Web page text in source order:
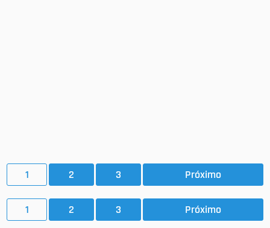
1 2 3 Próximo
1 2 3 Próximo